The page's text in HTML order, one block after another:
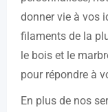
donner vie à vos
filaments de la
le bois et le
pour répondre à
En plus de nos